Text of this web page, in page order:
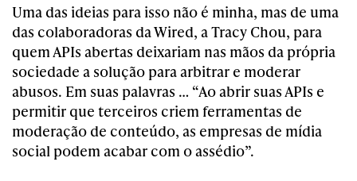
Uma das ideias para isso não é minha, mas de uma
das colaboradoras da Wired, aTracy Chou, para
quem APIs abertas deixariam nas mãos da própria
sociedade a solução para arbitrar e moderar
abusos. Em suas palavras … “Ao abrir suas APIs e
permitir que terceiros criem ferramentas de
moderação de conteúdo, as empresas de mídia
social podem acabar com o assédio”.